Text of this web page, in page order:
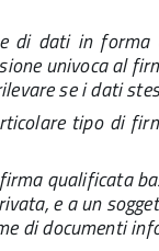
di dati in forma
univoca al
se i dati
tipo di
qualificata
e a un
di documenti